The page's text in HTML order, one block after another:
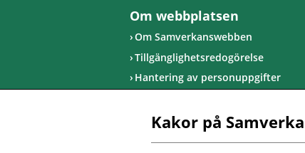
Om webbplatsen
Om Samverkanswebben
Tillgänglighetsredogörelse
Hantering av personuppgifter
Kakor på